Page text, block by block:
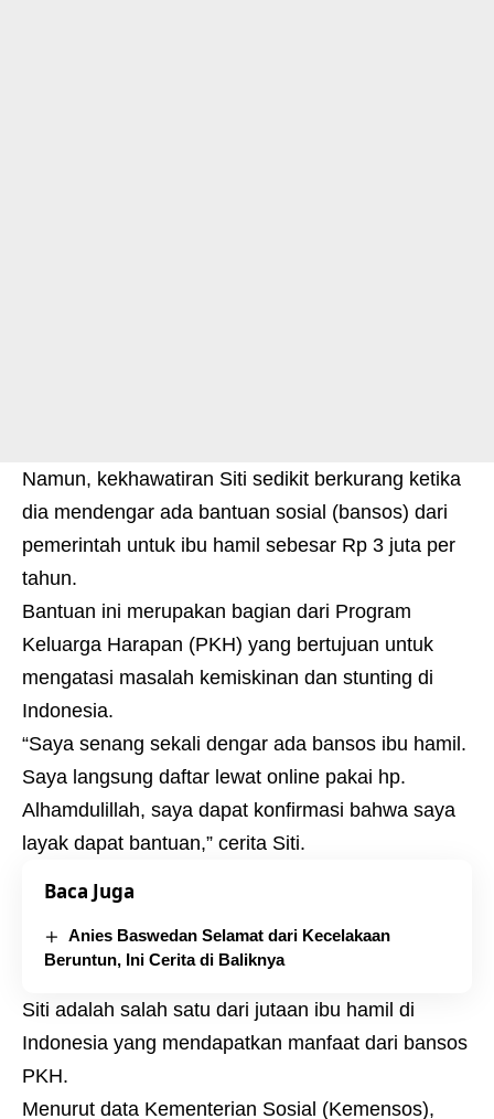
Namun, kekhawatiran Siti sedikit berkurang ketika
dia mendengar ada bantuan sosial (bansos) dari
pemerintah untuk ibu hamil sebesar Rp 3 juta per
tahun.
Bantuan ini merupakan bagian dari Program
Keluarga Harapan (PKH) yang bertujuan untuk
mengatasi masalah kemiskinan dan stunting di
Indonesia.
“Saya senang sekali dengar ada bansos ibu hamil.
Saya langsung daftar lewat online pakai hp.
Alhamdulillah, saya dapat konfirmasi bahwa saya
layak dapat bantuan,” cerita Siti.
Baca Juga
Anies Baswedan Selamat dari Kecelakaan
Beruntun, Ini Cerita di Baliknya
Siti adalah salah satu dari jutaan ibu hamil di
Indonesia yang mendapatkan manfaat dari bansos
PKH.
Menurut data Kementerian Sosial (Kemensos),